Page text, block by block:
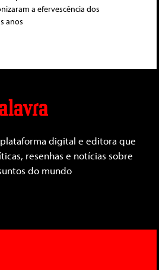
a efervescência dos
anos
digital e editora que
resenhas e notícias sobre
do mundo